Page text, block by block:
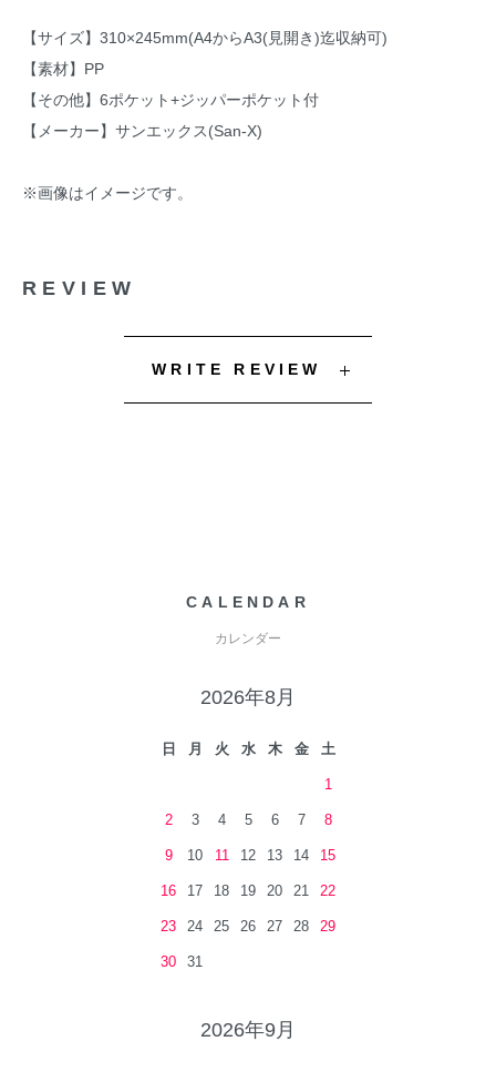
【サイズ】310×245mm(A4からA3(見開き)迄収納可)
【素材】PP
【その他】6ポケット+ジッパーポケット付
【メーカー】サンエックス(San-X)
※画像はイメージです。
REVIEW
WRITE REVIEW
CALENDAR
カレンダー
2026年8月
日 月 火 水 木 金 土
1
2 3 4 5 6 7 8
9 10 11 12 13 14 15
16 17 18 19 20 21 22
23 24 25 26 27 28 29
30 31
2026年9月